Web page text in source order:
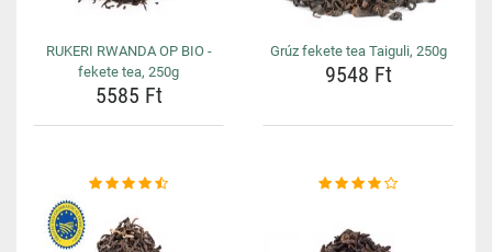
RUKERI RWANDA OP BIO -
fekete tea, 250g
5585 Ft
Grúz fekete tea Taiguli, 250g
9548 Ft